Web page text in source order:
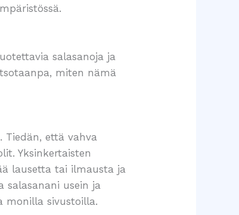
salasanoja ja
miten nämä
että vahva
Yksinkertaisten
lausetta tai ilmausta ja
salasanani usein ja
monilla sivustoilla.